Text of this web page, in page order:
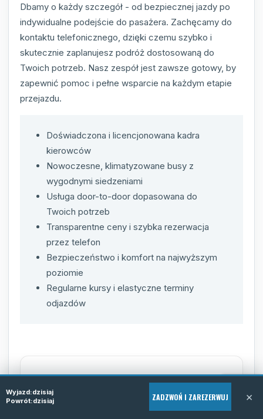
Dbamy o każdy szczegół - od bezpiecznej jazdy po
indywidualne podejście do pasażera. Zachęcamy do
kontaktu telefonicznego, dzięki czemu szybko i
skutecznie zaplanujesz podróż dostosowaną do
Twoich potrzeb. Nasz zespół jest zawsze gotowy, by
zapewnić pomoc i pełne wsparcie na każdym etapie
przejazdu.
Doświadczona i licencjonowana kadra
kierowców
Nowoczesne, klimatyzowane busy z
wygodnymi siedzeniami
Usługa door-to-door dopasowana do
Twoich potrzeb
Transparentne ceny i szybka rezerwacja
przez telefon
Bezpieczeństwo i komfort na najwyższym
poziomie
Regularne kursy i elastyczne terminy
odjazdów
FAQ - najczęściej
Wyjazd:dzisiaj
Powrót:dzisiaj ZADZWOŃ I ZAREZERWUJ ×